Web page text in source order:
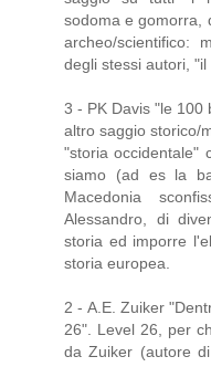
sodoma e gomorra,
archeo/scientifico:
degli stessi autori,
3 - PK Davis "le 100
altro saggio storico/
"storia occidentale"
siamo (ad es la
Macedonia
Alessandro, di
storia ed imporre
storia europea.
2 - A.E. Zuiker
26". Level 26, per
da Zuiker (autore